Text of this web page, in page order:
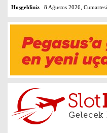
Hoşgeldiniz 8 Ağustos 2026, Cumartesi